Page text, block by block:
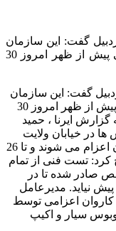
گفت: این سازمان
برای ارائه خدمات به زائران اربعین حسینی پیش از ظهر امروز 30
گفت: این سازمان
برای ارائه خدمات به زائران اربعین حسینی پیش از ظهر امروز 30
ایرنا ، حمید
در خیابان ولایت
اردبیل افزود: این اتوبوس ها به مقصد مهران اعزام می شوند و تا 26
کرد: تست فنی از تمام
صادر شده تا در
نیاید. مدیرعامل
کاروان اعزامی توسط
سیار و اکیپ